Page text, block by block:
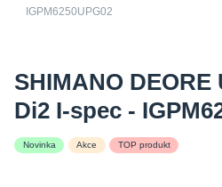
IGPM6250UPG02
SHIMANO DEORE
Di2 I-spec -
Novinka Akce TOP produkt